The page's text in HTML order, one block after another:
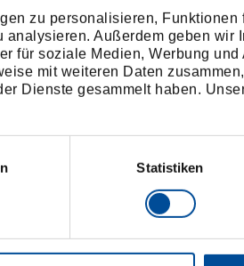
zu personalisieren,
Außerdem geben wir
für soziale Medien, Werbung
mit weiteren Daten
Dienste gesammelt haben.
Statistiken